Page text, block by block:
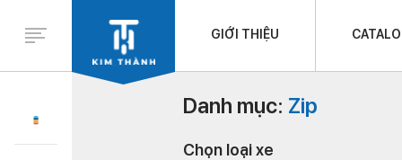
GIỚI THIỆU
Danh mục: Zip
Chọn loại xe